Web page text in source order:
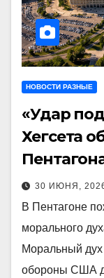
НОВОСТИ РАЗНЫЕ
«Удар
Хегсета
30 ИЮНЯ,
В Пентагоне
морального
Моральный дух
обороны США